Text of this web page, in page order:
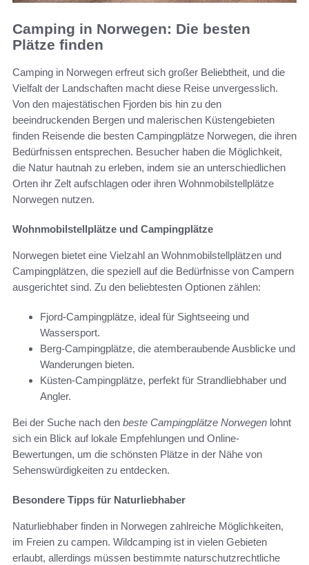
Camping in Norwegen: Die besten
Plätze finden
Camping in Norwegen erfreut sich großer Beliebtheit, und die
Vielfalt der Landschaften macht diese Reise unvergesslich.
Von den majestätischen Fjorden bis hin zu den
beeindruckenden Bergen und malerischen Küstengebieten
finden Reisende die besten Campingplätze Norwegen, die ihren
Bedürfnissen entsprechen. Besucher haben die Möglichkeit,
die Natur hautnah zu erleben, indem sie an unterschiedlichen
Orten ihr Zelt aufschlagen oder ihren Wohnmobilstellplätze
Norwegen nutzen.
Wohnmobilstellplätze und Campingplätze
Norwegen bietet eine Vielzahl an Wohnmobilstellplätzen und
Campingplätzen, die speziell auf die Bedürfnisse von Campern
ausgerichtet sind. Zu den beliebtesten Optionen zählen:
Fjord-Campingplätze, ideal für Sightseeing und
Wassersport.
Berg-Campingplätze, die atemberaubende Ausblicke und
Wanderungen bieten.
Küsten-Campingplätze, perfekt für Strandliebhaber und
Angler.
Bei der Suche nach den beste Campingplätze Norwegen lohnt
sich ein Blick auf lokale Empfehlungen und Online-
Bewertungen, um die schönsten Plätze in der Nähe von
Sehenswürdigkeiten zu entdecken.
Besondere Tipps für Naturliebhaber
Naturliebhaber finden in Norwegen zahlreiche Möglichkeiten,
im Freien zu campen. Wildcamping ist in vielen Gebieten
erlaubt, allerdings müssen bestimmte naturschutzrechtliche